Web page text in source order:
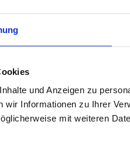
und Anzeigen zu
wir Informationen zu Ihrer
mit weiteren